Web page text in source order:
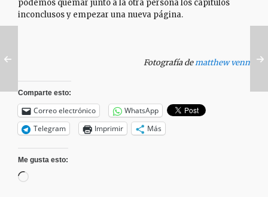
podemos quemar junto a la otra persona los capítulos
inconclusos y empezar una nueva página.
Fotografía dematthew venn
Comparte esto:
Correo electrónico
WhatsApp
Telegram
Imprimir Más
Me gusta esto:
Cargando...